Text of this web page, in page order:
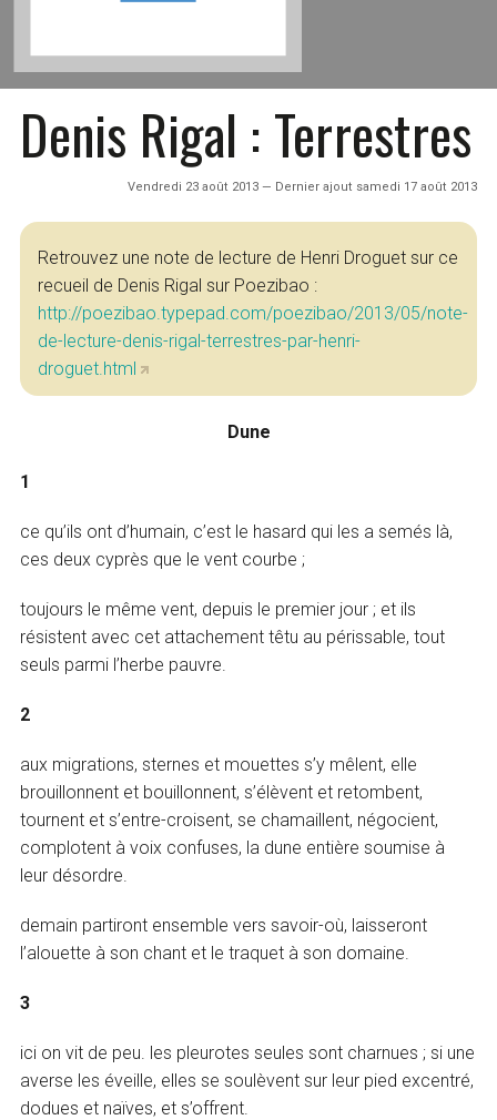
Denis Rigal : Terrestres
Vendredi 23 août 2013 — Dernier ajout samedi 17 août 2013
Retrouvez une note de lecture de Henri Droguet sur ce
recueil de Denis Rigal sur Poezibao :
http://poezibao.typepad.com/poezibao/2013/05/note-
de-lecture-denis-rigal-terrestres-par-henri-
droguet.html
Dune
1
ce qu’ils ont d’humain, c’est le hasard qui les a semés là,
ces deux cyprès que le vent courbe ;
toujours le même vent, depuis le premier jour ; et ils
résistent avec cet attachement têtu au périssable, tout
seuls parmi l’herbe pauvre.
2
aux migrations, sternes et mouettes s’y mêlent, elle
brouillonnent et bouillonnent, s’élèvent et retombent,
tournent et s’entre-croisent, se chamaillent, négocient,
complotent à voix confuses, la dune entière soumise à
leur désordre.
demain partiront ensemble vers savoir-où, laisseront
l’alouette à son chant et le traquet à son domaine.
3
ici on vit de peu. les pleurotes seules sont charnues ; si une
averse les éveille, elles se soulèvent sur leur pied excentré,
dodues et naïves, et s’offrent.